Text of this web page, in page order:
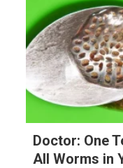
Doctor: One
All Worms in